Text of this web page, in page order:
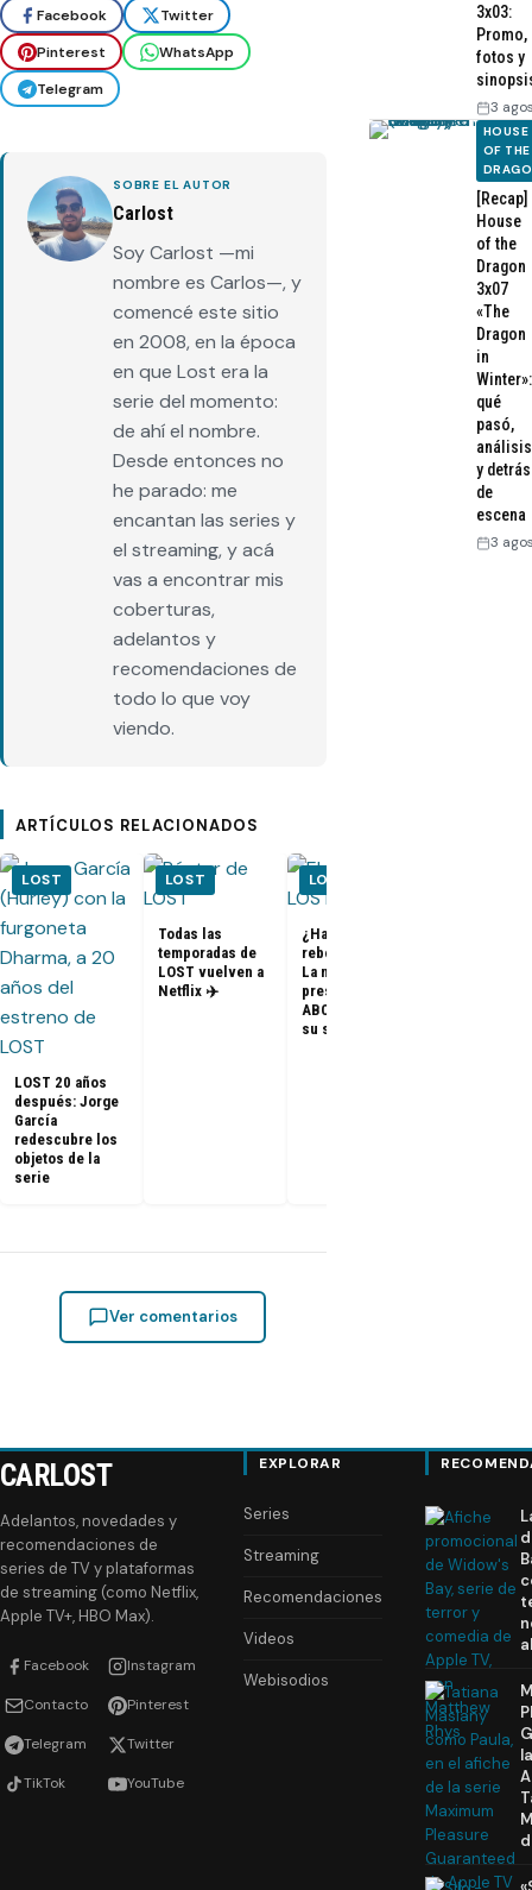
Facebook
Twitter
Pinterest
WhatsApp
Telegram
SOBRE EL AUTOR
Carlost
Soy Carlost —mi
nombre es Carlos—, y
comencé este sitio
en 2008, en la época
en que Lost era la
serie del momento:
de ahí el nombre.
Desde entonces no
he parado: me
encantan las series y
el streaming, y acá
vas a encontrar mis
coberturas,
adelantos y
recomendaciones de
todo lo que voy
viendo.
ARTÍCULOS RELACIONADOS
LOST
LOST 20 años
después: Jorge
García
redescubre los
objetos de la
serie
LOST
Todas las
temporadas de
LOST vuelven a
Netflix ✈️
LOST
¿Habrá un
reboot de Lost?
La nueva
presidenta de
ABC dice que es
su sueño
Ver comentarios
3x03:
Promo,
fotos y
3
HOUSE
OF THE
[Recap]
House
of the
Dragon
3x07
«The
Dragon
in
Winter»:
qué
pasó,
análisis
y detrás
de
escena
3
CARLOST
Adelantos, novedades y
recomendaciones de
series de TV y plataformas
de streaming (como Netflix,
Apple TV+, HBO Max).
Facebook Instagram
Contacto Pinterest
Telegram Twitter
TikTok YouTube
EXPLORAR
Series
Streaming
Recomendaciones
Videos
Webisodios